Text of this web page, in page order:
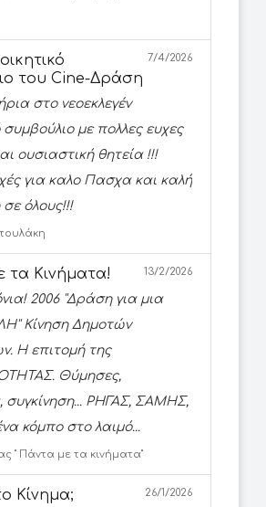
του Cine-Δράση
7/4/2026
στο νεοεκλεγέν
συμβούλιο με πολλες ευχες
ουσιαστική θητεία !!!
για καλο Πασχα και καλή
όλους!!!
τα Κινήματα! 13/2/2026
2006 ''Δράση για μια
Κίνηση Δημοτών
Η επιτομή της
Θύμησες,
συγκίνηση... ΡΗΓΑΣ, ΣΑΜΗΣ,
κόμπο στο λαιμό...
'' Πάντα με τα κινήματα''
Κίνημα; 26/1/2026